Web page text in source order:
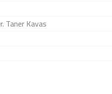
Taner Kavas